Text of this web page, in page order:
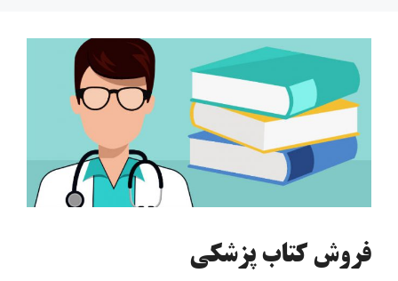
فروش کتاب پزشکی